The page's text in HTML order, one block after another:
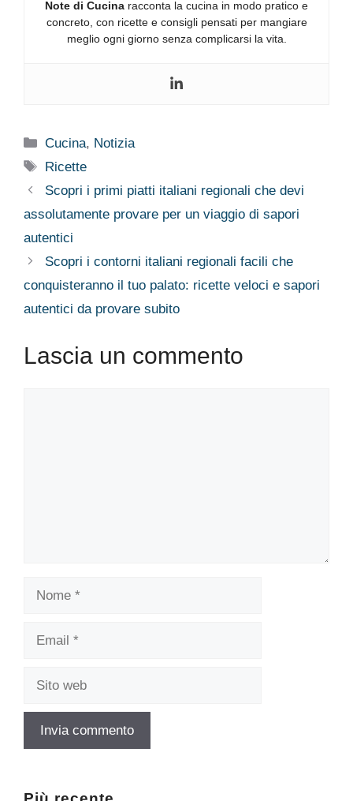
Note di Cucina racconta la cucina in modo pratico e
concreto, con ricette e consigli pensati per mangiare
meglio ogni giorno senza complicarsi la vita.
Categorie
Cucina, Notizia
Tag
Ricette
Scopri i primi piatti italiani regionali che devi
assolutamente provare per un viaggio di sapori
autentici
Scopri i contorni italiani regionali facili che
conquisteranno il tuo palato: ricette veloci e sapori
autentici da provare subito
Lascia un commento